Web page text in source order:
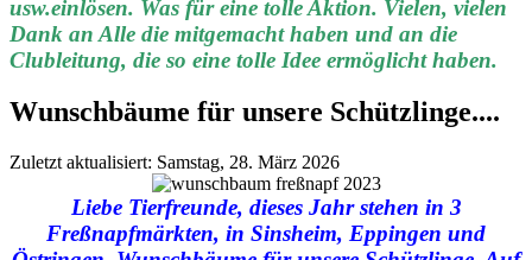
usw.einlösen. Was für eine tolle Aktion. Vielen, vielen
Dank an Alle die mitgemacht haben und an die
Clubleitung, die so eine tolle Idee ermöglicht haben.
Wunschbäume für unsere Schützlinge....
Zuletzt aktualisiert: Samstag, 28. März 2026
Liebe Tierfreunde, dieses Jahr stehen in 3
Freßnapfmärkten, in Sinsheim, Eppingen und